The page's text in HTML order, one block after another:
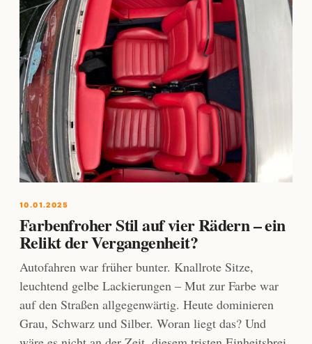
10.01.2025
Farbenfroher Stil auf vier Rädern – ein
Relikt der Vergangenheit?
Autofahren war früher bunter. Knallrote Sitze,
leuchtend gelbe Lackierungen – Mut zur Farbe war
auf den Straßen allgegenwärtig. Heute dominieren
Grau, Schwarz und Silber. Woran liegt das? Und